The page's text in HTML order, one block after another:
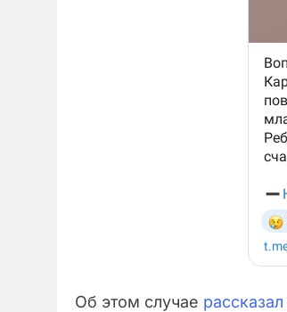
Об этом случае рассказал